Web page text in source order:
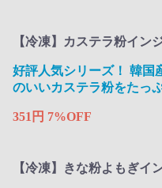
【冷凍】カステラ粉イン
好評人気シリーズ！ 韓国
のいいカステラ粉をたっ
351円 7%OFF
【冷凍】きな粉よもぎイ